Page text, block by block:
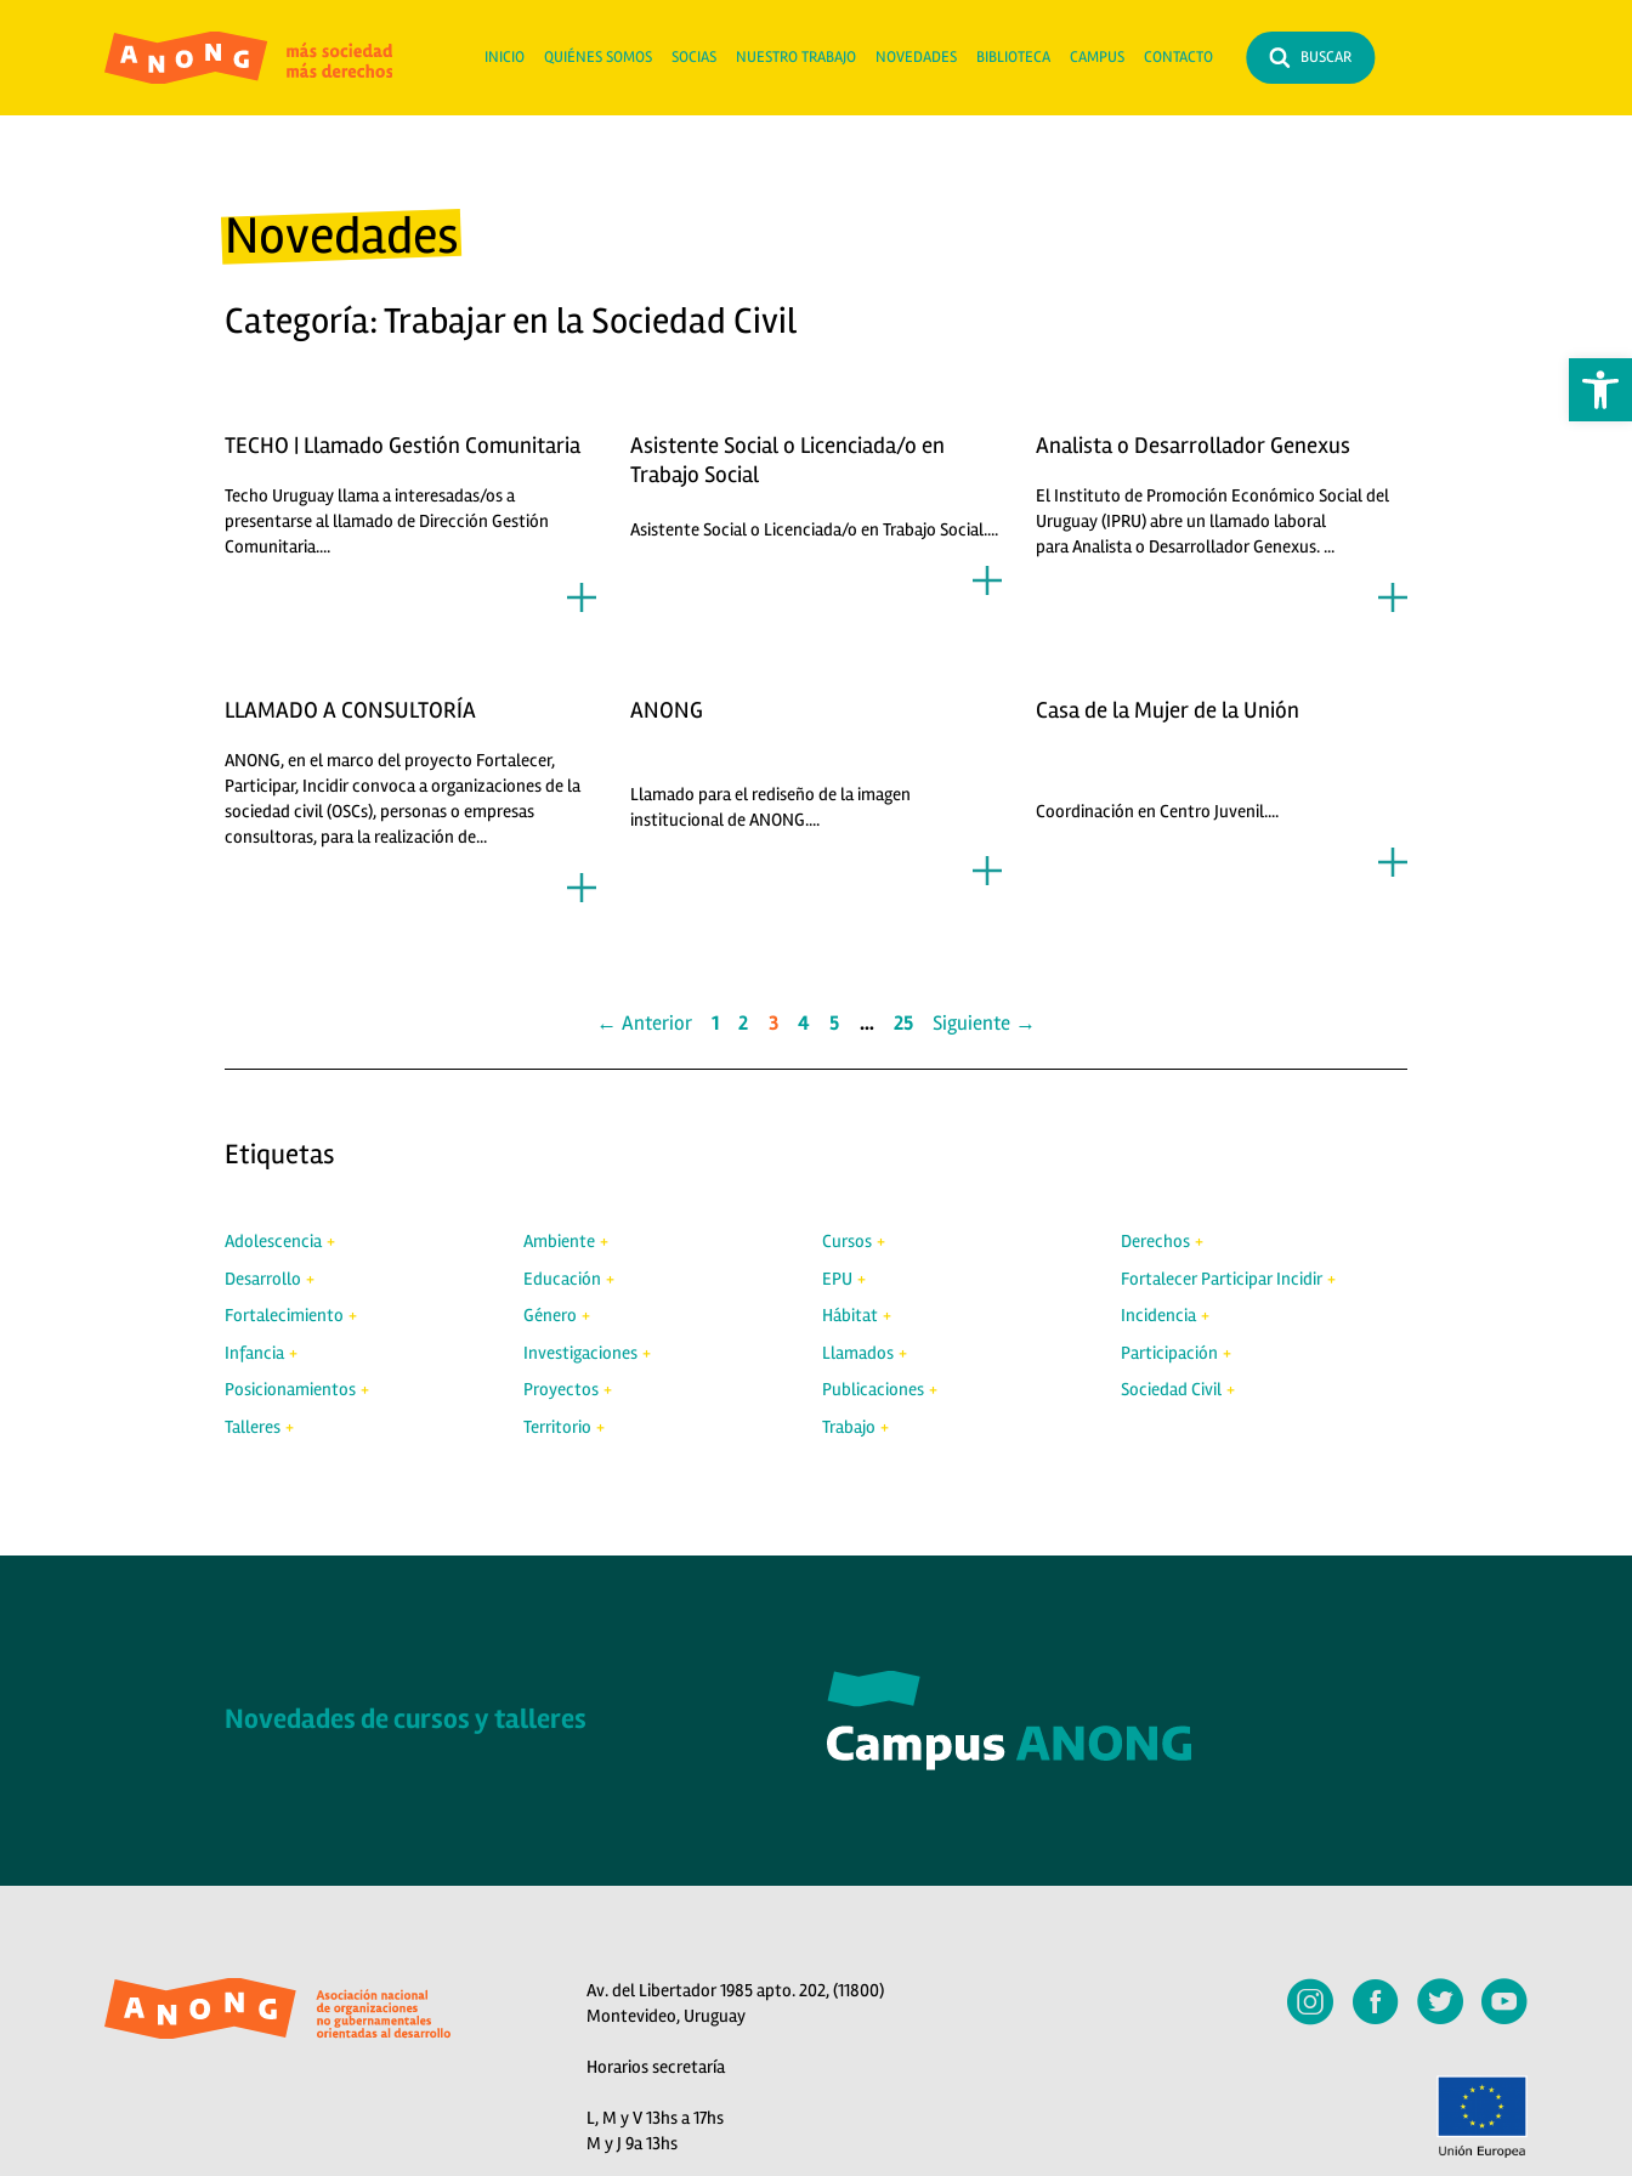
Abrir
INICIO QUIÉNES SOMOS SOCIAS NUESTRO TRABAJO NOVEDADES BIBLIOTECA CAMPUS CONTACTO BUSCAR
Novedades
Categoría: Trabajar en la Sociedad Civil
TECHO | Llamado Gestión Comunitaria
Techo Uruguay llama a interesadas/os a
presentarse al llamado de Dirección Gestión
Comunitaria....
Asistente Social o Licenciada/o en
Trabajo Social
Asistente Social o Licenciada/o en Trabajo Social....
Analista o Desarrollador Genexus
El Instituto de Promoción Económico Social del
Uruguay (IPRU) abre un llamado laboral
para Analista o Desarrollador Genexus. ...
LLAMADO A CONSULTORÍA
ANONG, en el marco del proyecto Fortalecer,
Participar, Incidir convoca a organizaciones de la
sociedad civil (OSCs), personas o empresas
consultoras, para la realización de...
ANONG
Llamado para el rediseño de la imagen
institucional de ANONG....
Casa de la Mujer de la Unión
Coordinación en Centro Juvenil....
← Anterior 1 2 3 4 5 … 25 Siguiente →
Etiquetas
Adolescencia Ambiente Cursos
Derechos
Desarrollo
Educación EPU
Fortalecer Participar Incidir
Fortalecimiento
Género Hábitat
Incidencia
Infancia
Investigaciones Llamados
Participación
Posicionamientos
Proyectos Publicaciones
Sociedad Civil
Talleres
Territorio Trabajo
Novedades de cursos y talleres
Av. del Libertador 1985 apto. 202, (11800)
Montevideo, Uruguay
Horarios secretaría
L, M y V 13hs a 17hs
M y J 9a 13hs